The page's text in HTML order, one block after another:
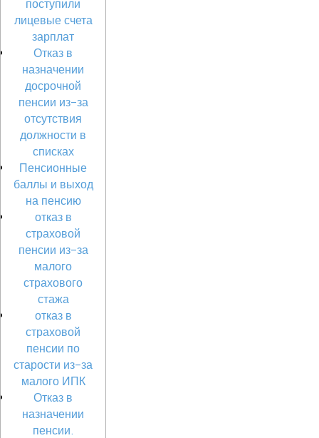
лицевые счета
зарплат
Отказ в
назначении
досрочной
пенсии из-за
отсутствия
должности в
списках
Пенсионные
баллы и выход
на пенсию
отказ в
страховой
пенсии из-за
малого
страхового
стажа
отказ в
страховой
пенсии по
старости из-за
малого ИПК
Отказ в
назначении
пенсии.